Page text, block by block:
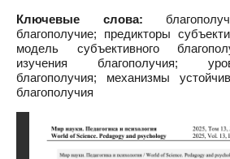
Ключевые слова:
благополучие; предикторы
модель субъективного
изучения благополучия;
благополучия; механизмы
благополучия